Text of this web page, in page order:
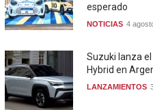
esperado
NOTICIAS 4
Suzuki lanza
Hybrid en
LANZAMIENTOS